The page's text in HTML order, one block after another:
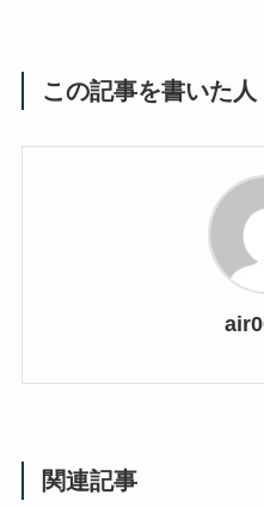
この記事を書いた人
関連記事